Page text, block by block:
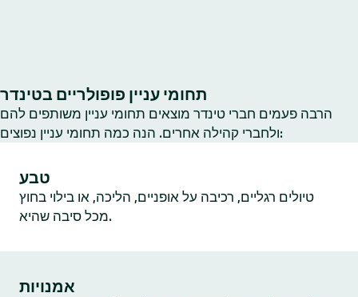
תחומי עניין פופולריים בטינדר
הרבה פעמים חברי טינדר מוצאים תחומי עניין משותפים להם
ולחברי קהילה אחרים. הנה כמה תחומי עניין נפוצים:
טבע
טיולים רגליים, רכיבה על אופניים, הליכה, או בילוי בחוץ
מכל סיבה שהיא.
אמנויות